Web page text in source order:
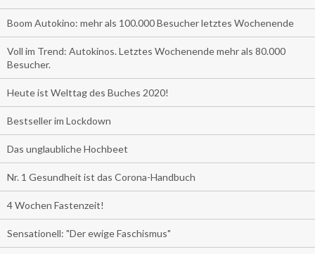
Boom Autokino: mehr als 100.000 Besucher letztes Wochenende
Voll im Trend: Autokinos. Letztes Wochenende mehr als 80.000
Besucher.
Heute ist Welttag des Buches 2020!
Bestseller im Lockdown
Das unglaubliche Hochbeet
Nr. 1 Gesundheit ist das Corona-Handbuch
4 Wochen Fastenzeit!
Sensationell: "Der ewige Faschismus"